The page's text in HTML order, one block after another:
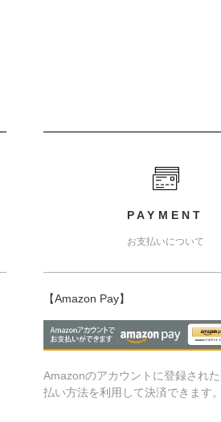
PAYMENT
お支払いについて
【Amazon Pay】
Amazonのアカウントに登録され
払い方法を利用して決済できます。